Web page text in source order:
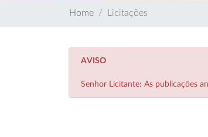
Home Licitações
AVISO
Senhor Licitante: As publicações